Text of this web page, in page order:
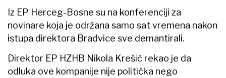
Iz EP Herceg-Bosne su na konferenciji za
novinare koja je održana samo sat vremena nakon
istupa direktora Bradvice sve demantirali.
Direktor EP HZHB Nikola Krešić rekao je da
odluka ove kompanije nije politička nego